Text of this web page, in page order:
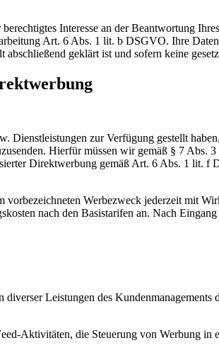
Interesse an der Beantwortung
Art. 6 Abs. 1 lit. b DSGVO. Ihre
abschließend geklärt ist und sofern keine
Dienstleistungen zur Verfügung gestellt
Hierfür müssen wir gemäß § 7
Direktwerbung gemäß Art. 6 Abs. 1
vorbezeichneten Werbezweck jederzeit mit
nach den Basistarifen an. Nach
Leistungen des
Aktivitäten, die Steuerung von Werbung